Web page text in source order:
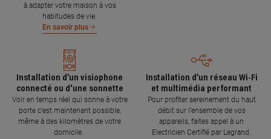
à adapter votre maison à vos
habitudes de vie.
En savoir plus
Installation d’un visiophone
connecté ou d'une sonnette
Voir en temps réel qui sonne à votre
porte c’est maintenant possible,
même à des kilomètres de votre
domicile.
Installation d’un réseau Wi-Fi
et multimédia performant
Pour profiter sereinement du haut
débit sur l’ensemble de vos
appareils, faites appel à un
Electricien Certifié par Legrand.